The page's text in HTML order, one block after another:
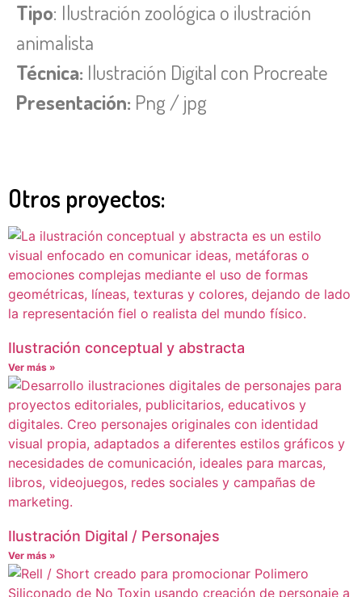
Tipo: Ilustración zoológica o ilustración
animalista
Técnica: Ilustración Digital con Procreate
Presentación: Png / jpg
Otros proyectos:
Ilustración conceptual y abstracta
Ver más »
Ilustración Digital / Personajes
Ver más »